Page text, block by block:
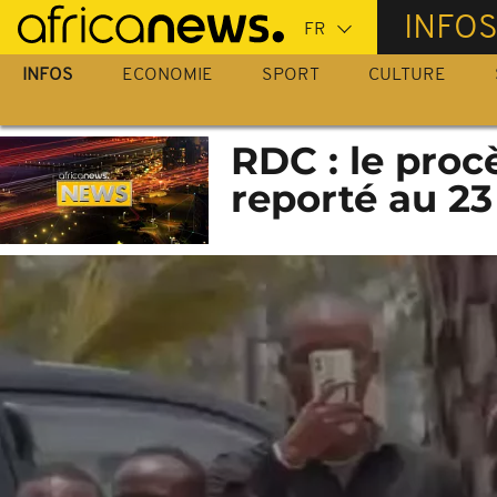
Passer
au
contenu
INFOS
INFOS ECONOMIE SPORT CULTURE
RDC : le
reporté au